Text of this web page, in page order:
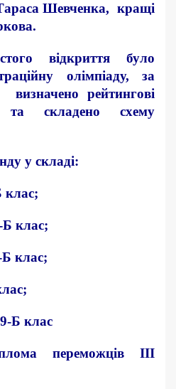
Тараса Шевченка, кращі
відкриття було
олімпіаду, за
визначено рейтингові
складено схему
у складі:
клас;
Б клас;
клас;
Б клас
переможців ІІІ